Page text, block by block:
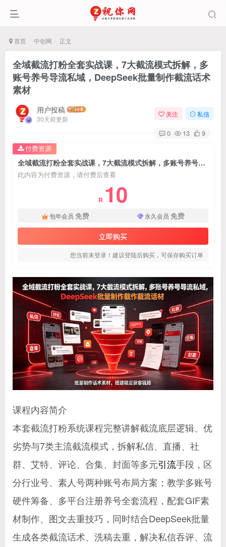
首页 中创网 正文
全域截流打粉全套实战课，7大截流模式拆解，多
账号养号导流私域，DeepSeek批量制作截流话术
素材
用户投稿
30天前更新
关注 私信
0 13 9
全域截流打粉全套实战课，7大截流模式拆解，多账号养号导流私域，DeepSeek批量制作截流话术素材
此内容为付费资源，请付费后查看
R 10
包年会员 免费 永久会员 免费
立即购买
您当前未登录！建议登陆后购买，可保存购买订单
付费资源
课程内容简介
本套截流打粉系统课程完整讲解截流底层逻辑、优
劣势与7类主流截流模式，拆解私信、直播、社
群、艾特、评论、合集、封面等多元引流手段，区
分行业号、素人号两种账号布局方案；教学多账号
硬件筹备、多平台注册养号全套流程，配套GIF素
材制作、图文去重技巧，同时结合DeepSeek批量
生成各类截流话术、洗稿去重，解决私信吞评、流